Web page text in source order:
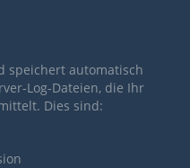
speichert automatisch
Log-Dateien, die Ihr
Dies sind: